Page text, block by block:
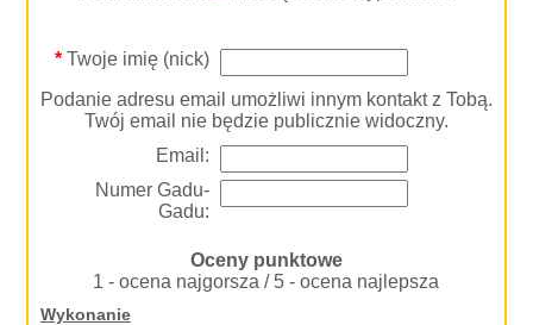
*Twoje imię (nick)
Podanie adresu email umożliwi innym kontakt z Tobą.
Twój email nie będzie publicznie widoczny.
Email:
Numer Gadu-
Gadu:
Oceny punktowe
1 - ocena najgorsza / 5 - ocena najlepsza
Wykonanie